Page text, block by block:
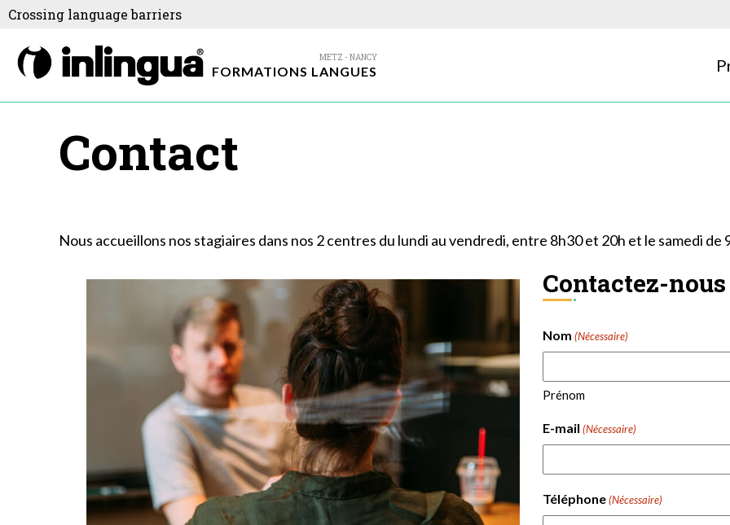
Crossing language barriers
FORMATIONS LANGUES
Contact
Nous accueillons nos stagiaires dans nos 2 centres du lundi au vendredi, entre 8h30 et 20h et le samedi de
Contactez-nous
Nom (Nécessaire)
Prénom
E-mail (Nécessaire)
Téléphone (Nécessaire)